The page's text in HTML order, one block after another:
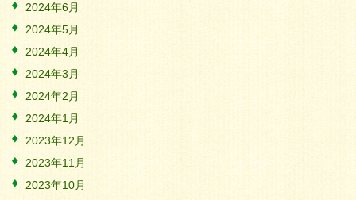
2024年6月
2024年5月
2024年4月
2024年3月
2024年2月
2024年1月
2023年12月
2023年11月
2023年10月